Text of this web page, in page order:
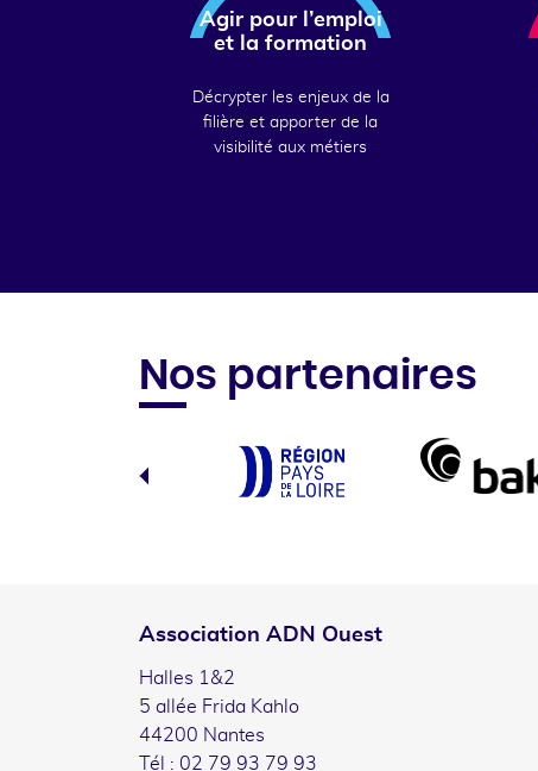
Agir pour l’emploi
et la formation
Décrypter les enjeux de la
filière et apporter de la
visibilité aux métiers
Nos partenaires
Association ADN Ouest
Halles 1&2
5 allée Frida Kahlo
44200 Nantes
Tél : 02 79 93 79 93